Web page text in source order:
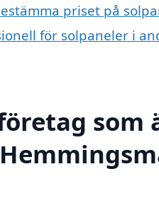
priset på
för solpaneler i
som